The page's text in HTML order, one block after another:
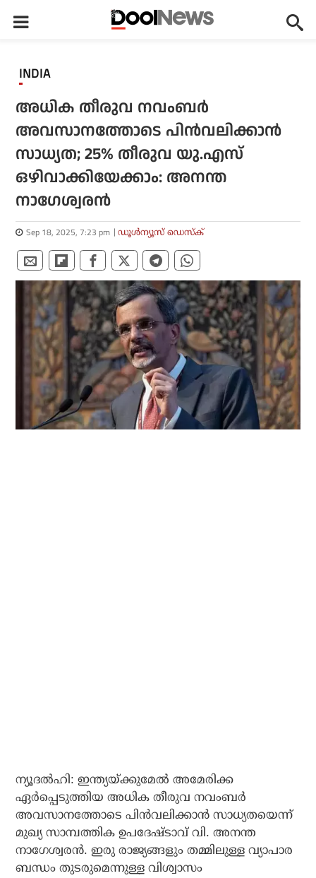
INDIA
അധിക തീരുവ നവംബർ
അവസാനത്തോടെ പിൻവലിക്കാൻ
സാധ്യത; 25% തീരുവ യു.എസ്
ഒഴിവാക്കിയേക്കാം: അനന്ത
നാഗേശ്വരൻ
Sep 18, 2025, 7:23 pm ഡൂള്‍ന്യൂസ് ഡെസ്‌ക്
ന്യൂദൽഹി: ഇന്ത്യയ്ക്കുമേൽ അമേരിക്ക
ഏർപ്പെടുത്തിയ അധിക തീരുവ നവംബർ
അവസാനത്തോടെ പിൻവലിക്കാൻ സാധ്യതയെന്ന്
മുഖ്യ സാമ്പത്തിക ഉപദേഷ്ടാവ് വി. അനന്ത
നാഗേശ്വരൻ. ഇരു രാജ്യങ്ങളും തമ്മിലുള്ള വ്യാപാര
ബന്ധം തുടരുമെന്നുള്ള വിശ്വാസം